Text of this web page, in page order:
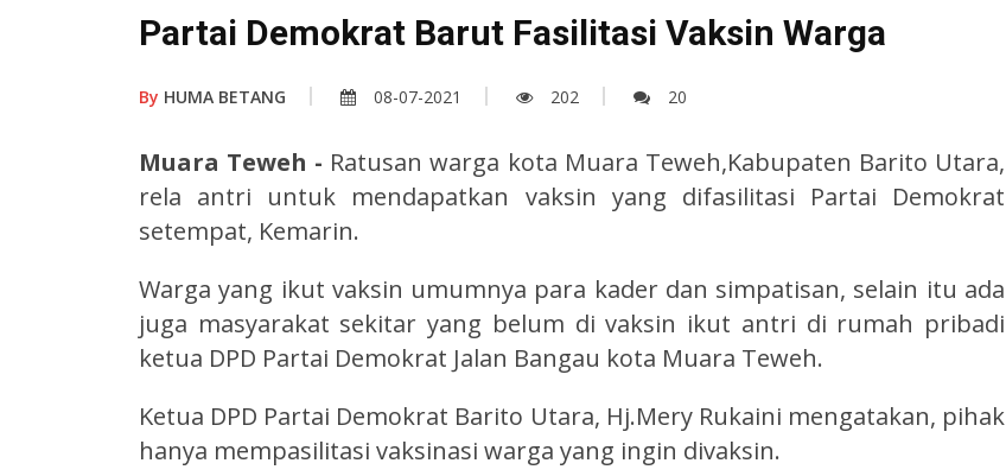
Partai Demokrat Barut Fasilitasi Vaksin Warga
By HUMA BETANG 08-07-2021 202 20
Muara Teweh - Ratusan warga kota Muara Teweh,Kabupaten Barito Utara,
rela antri untuk mendapatkan vaksin yang difasilitasi Partai Demokrat
setempat, Kemarin.
Warga yang ikut vaksin umumnya para kader dan simpatisan, selain itu ada
juga masyarakat sekitar yang belum di vaksin ikut antri di rumah pribadi
ketua DPD Partai Demokrat Jalan Bangau kota Muara Teweh.
Ketua DPD Partai Demokrat Barito Utara, Hj.Mery Rukaini mengatakan, pihak
hanya mempasilitasi vaksinasi warga yang ingin divaksin.